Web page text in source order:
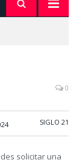
0
SIGLO 21
solicitar una